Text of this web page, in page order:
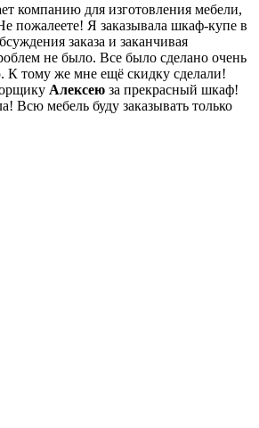
компанию для изготовления мебели,
пожалеете! Я заказывала шкаф-купе в
заказа и заканчивая
не было. Все было сделано очень
К тому же мне ещё скидку сделали!
Алексею за прекрасный шкаф!
Всю мебель буду заказывать только